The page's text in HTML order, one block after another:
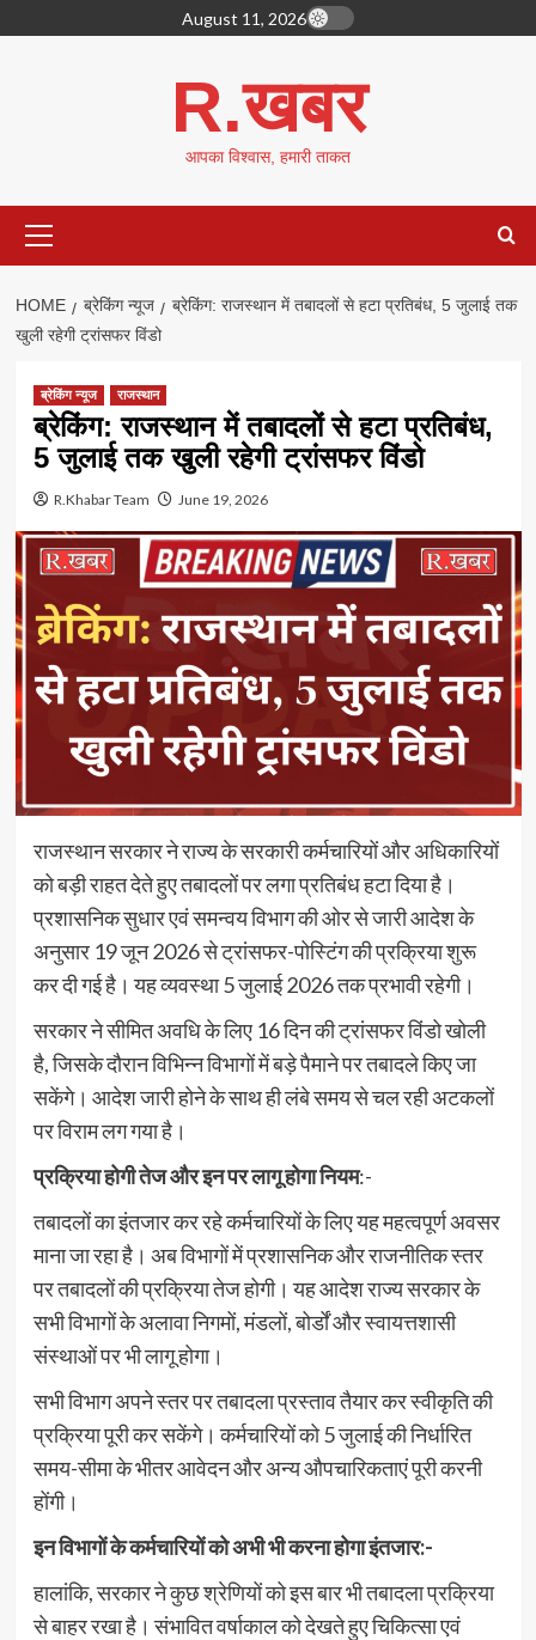
to
August 11, 2026
R.खबर
आपका विश्वास, हमारी ताकत
Menu
HOME ब्रेकिंग न्यूज
ब्रेकिंग: राजस्थान में तबादलों से हटा प्रतिबंध, 5 जुलाई तक
खुली रहेगी ट्रांसफर विंडो
ब्रेकिंग न्यूज राजस्थान
ब्रेकिंग: राजस्थान में तबादलों से हटा प्रतिबंध,
5 जुलाई तक खुली रहेगी ट्रांसफर विंडो
R.Khabar Team June 19, 2026
राजस्थान सरकार ने राज्य के सरकारी कर्मचारियों और अधिकारियों
को बड़ी राहत देते हुए तबादलों पर लगा प्रतिबंध हटा दिया है।
प्रशासनिक सुधार एवं समन्वय विभाग की ओर से जारी आदेश के
अनुसार 19 जून 2026 से ट्रांसफर-पोस्टिंग की प्रक्रिया शुरू
कर दी गई है। यह व्यवस्था 5 जुलाई 2026 तक प्रभावी रहेगी।
सरकार ने सीमित अवधि के लिए 16 दिन की ट्रांसफर विंडो खोली
है, जिसके दौरान विभिन्न विभागों में बड़े पैमाने पर तबादले किए जा
सकेंगे। आदेश जारी होने के साथ ही लंबे समय से चल रही अटकलों
पर विराम लग गया है।
प्रक्रिया होगी तेज और इन पर लागू होगा नियम:-
तबादलों का इंतजार कर रहे कर्मचारियों के लिए यह महत्वपूर्ण अवसर
माना जा रहा है। अब विभागों में प्रशासनिक और राजनीतिक स्तर
पर तबादलों की प्रक्रिया तेज होगी। यह आदेश राज्य सरकार के
सभी विभागों के अलावा निगमों, मंडलों, बोर्डों और स्वायत्तशासी
संस्थाओं पर भी लागू होगा।
सभी विभाग अपने स्तर पर तबादला प्रस्ताव तैयार कर स्वीकृति की
प्रक्रिया पूरी कर सकेंगे। कर्मचारियों को 5 जुलाई की निर्धारित
समय-सीमा के भीतर आवेदन और अन्य औपचारिकताएं पूरी करनी
होंगी।
इन विभागों के कर्मचारियों को अभी भी करना होगा इंतजार:-
हालांकि, सरकार ने कुछ श्रेणियों को इस बार भी तबादला प्रक्रिया
से बाहर रखा है। संभावित वर्षाकाल को देखते हुए चिकित्सा एवं